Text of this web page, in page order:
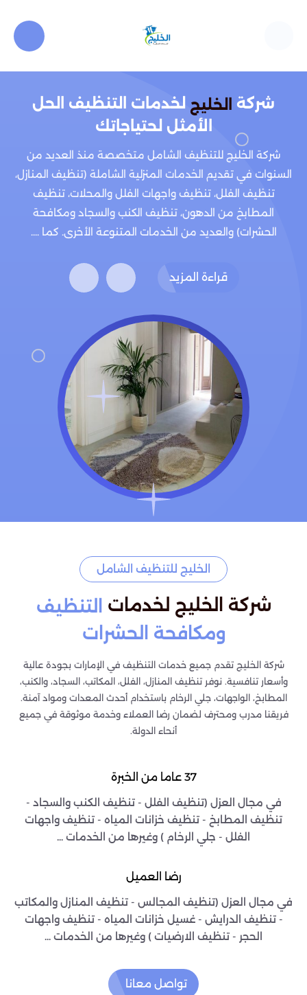
شركة الخليج لخدمات التنظيف الحل
الأمثل لحتياجاتك
شركة الخليج للتنظيف الشامل متخصصة منذ العديد من
السنوات في تقديم الخدمات المنزلية الشاملة (تنظيف المنازل،
تنظيف الفلل، تنظيف واجهات الفلل والمحلات، تنظيف
المطابخ من الدهون، تنظيف الكنب والسجاد ومكافحة
الحشرات) والعديد من الخدمات المتنوعة الأخرى. كما ....
قراءة المزيد
الخليج للتنظيف الشامل
شركة الخليج لخدمات
التنظيف
ومكافحة الحشرات
شركة الخليج تقدم جميع خدمات التنظيف في الإمارات بجودة عالية
وأسعار تنافسية. نوفر تنظيف المنازل، الفلل، المكاتب، السجاد، والكنب،
المطابخ، الواجهات، جلي الرخام باستخدام أحدث المعدات ومواد آمنة.
فريقنا مدرب ومحترف لضمان رضا العملاء وخدمة موثوقة في جميع
أنحاء الدولة.
37 عاما من الخبرة
في مجال العزل (تنظيف الفلل - تنظيف الكنب والسجاد -
تنظيف المطابخ - تنظيف خزانات المياه - تنظيف واجهات
الفلل - جلي الرخام ) وغيرها من الخدمات ...
رضا العميل
في مجال العزل (تنظيف المجالس - تنظيف المنازل والمكاتب
- تنظيف الدرايش - غسيل خزانات المياه - تنظيف واجهات
الحجر - تنظيف الارضيات ) وغيرها من الخدمات ...
تواصل معانا